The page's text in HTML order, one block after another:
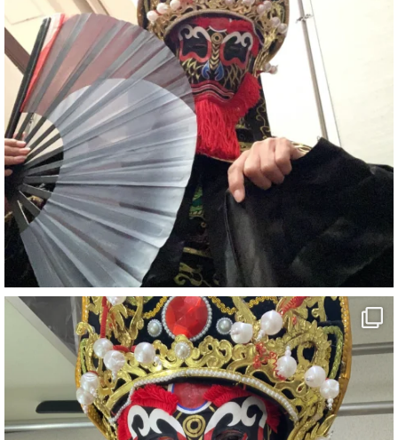
#変面ショー
#イベント
#宴会
#余興
1 6 X
さらに読み込む